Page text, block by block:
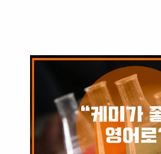
person than I thought.” (그녀는 내가
운 사람일지도 모른다.)“He has a